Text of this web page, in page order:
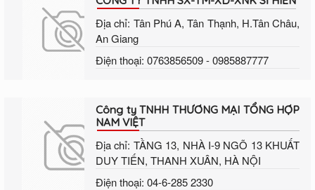
Địa chỉ: Tân Phú A, Tân Thạnh, H.Tân Châu,
An Giang
Điện thoại: 0763856509 - 0985887777
Công ty TNHH THƯƠNG MẠI TỔNG HỢP
NAM VIỆT
Địa chỉ: TẦNG 13, NHÀ I-9 NGÕ 13 KHUẤT
DUY TIẾN, THANH XUÂN, HÀ NỘI
Điện thoại: 04-6-285 2330